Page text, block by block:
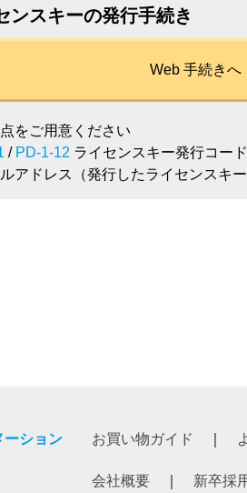
ンスキーの発行手続き
Web 手続きへ
をご用意ください
/ PD-1-12 ライセンスキー発行コード
ルアドレス（発行したライセンスキ
ーション お買い物ガイド
会社概要 新卒採